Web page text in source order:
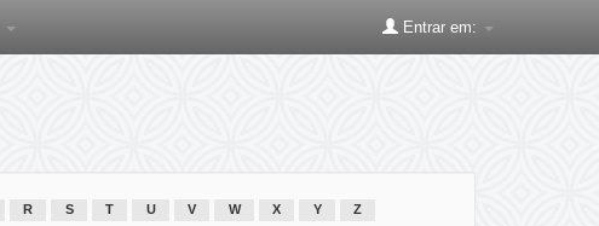
Entrar em:
R S T U V W X Y Z